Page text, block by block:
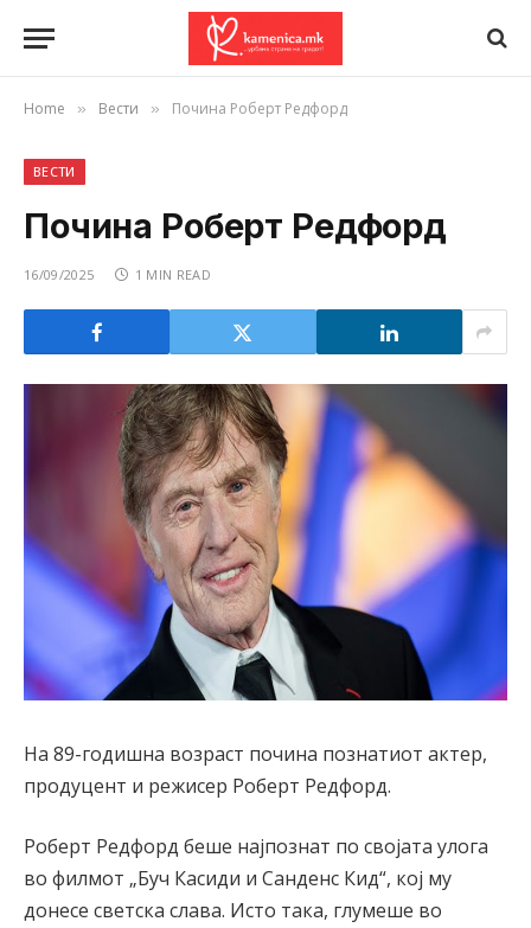
Home » Вести » Почина Роберт Редфорд
ВЕСТИ
Почина Роберт Редфорд
16/09/2025 1 MIN READ
На 89-годишна возраст почина познатиот актер,
продуцент и режисер Роберт Редфорд.
Роберт Редфорд беше најпознат по својата улога
во филмот „Буч Касиди и Санденс Кид“, кој му
донесе светска слава. Исто така, глумеше во